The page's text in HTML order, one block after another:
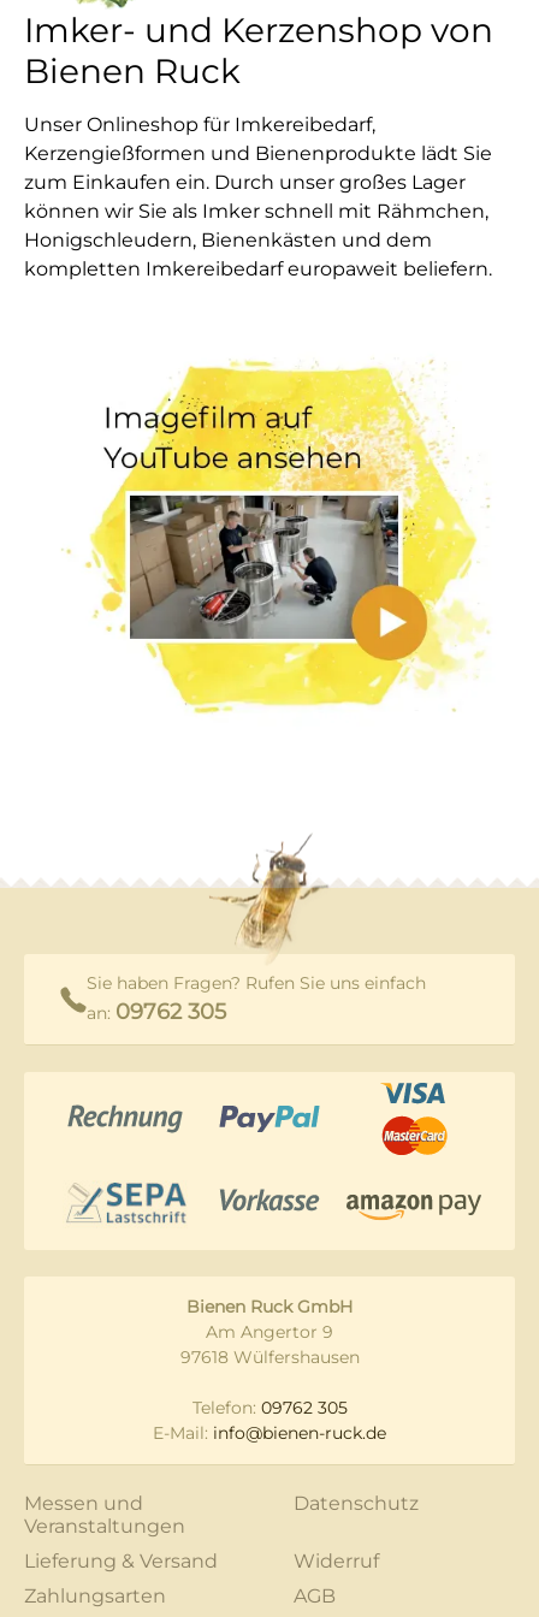
Imker- und Kerzenshop von
Bienen Ruck
Unser Onlineshop für Imkereibedarf,
Kerzengießformen und Bienenprodukte lädt Sie
zum Einkaufen ein. Durch unser großes Lager
können wir Sie als Imker schnell mit Rähmchen,
Honigschleudern, Bienenkästen und dem
kompletten Imkereibedarf europaweit beliefern.
Sie haben Fragen? Rufen Sie uns einfach
an: 09762 305
Bienen Ruck GmbH
Am Angertor 9
97618 Wülfershausen
Telefon: 09762 305
E-Mail: info@bienen-ruck.de
Messen und
Veranstaltungen
Datenschutz
Lieferung & Versand
Widerruf
Zahlungsarten
AGB